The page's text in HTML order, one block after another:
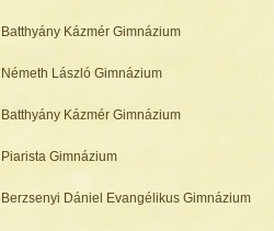
Batthyány Kázmér Gimnázium
Németh László Gimnázium
Batthyány Kázmér Gimnázium
Piarista Gimnázium
Berzsenyi Dániel Evangélikus Gimnázium